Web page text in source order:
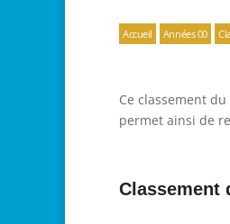
Accueil Années 00
Ce classement du
permet ainsi de
Classement